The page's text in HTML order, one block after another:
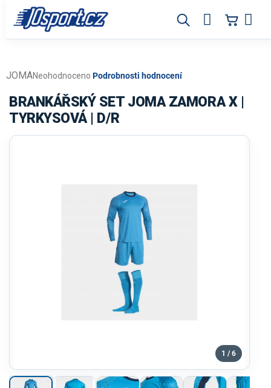
obsah
Průměrné
produktu
je
0,0
Neohodnoceno Podrobnosti hodnocení
JOMA
BRANKÁŘSKÝ SET JOMA ZAMORA X |
TYRKYSOVÁ | D/R
1 / 6